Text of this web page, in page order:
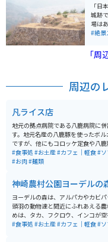
「日
城跡
場は
うな
#絶景
「
周辺の
凡ライス店
地元の拠点病院である八鹿病院に
す。地元名産の八鹿豚を使ったボ
ですが、他にもコロッケ定食や八
うどんやそばもあり、美味しいです
リーズナブルですので、オススメの
#食事処 #お土産#カフェ｜軽食#
#お肉#麺類
神崎農村公園ヨーデルの
ヨーデルの森は、アルパカやカビ
頭羽の動物達と間近にふれあえる
めは、タカ、フクロウ、インコが
最大級のバードパフォーマンスショーです。
#食事処 #お土産#カフェ｜軽食#